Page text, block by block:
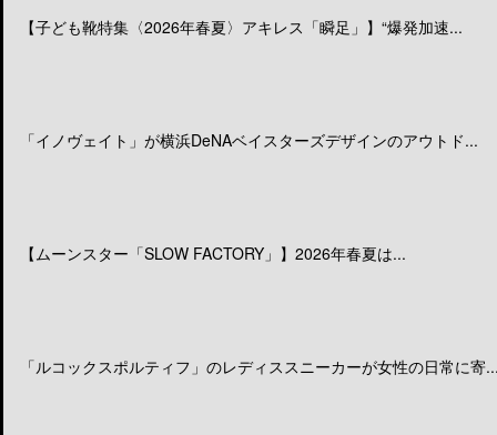
【子ども靴特集〈2026年春夏〉アキレス「瞬足」】“爆発加速...
「イノヴェイト」が横浜DeNAベイスターズデザインのアウトド...
【ムーンスター「SLOW FACTORY」】2026年春夏は...
「ルコックスポルティフ」のレディススニーカーが女性の日常に寄